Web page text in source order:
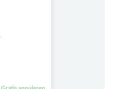
Gratis annuleren